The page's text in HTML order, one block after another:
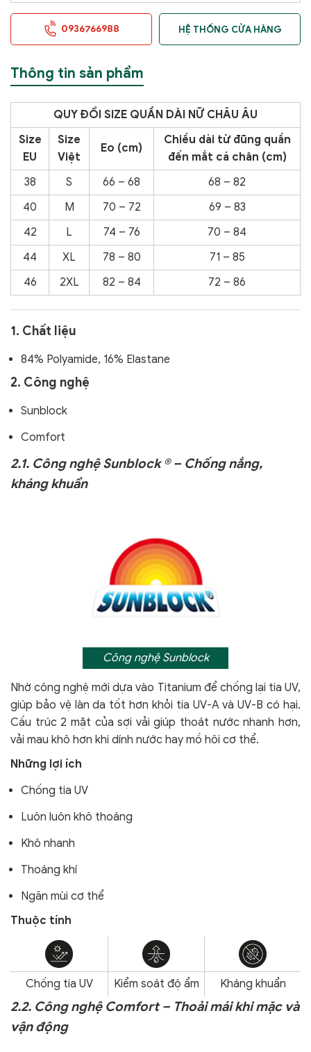
0936766988 HỆ THỐNG CỬA HÀNG
Thông tin sản phẩm
QUY ĐỔI SIZE QUẦN DÀI NỮ CHÂU ÂU
Size
EU
Size
Việt
Eo (cm)
Chiều dài từ đũng quần
đến mắt cá chân (cm)
38
S 66 – 68
68 – 82
40
M 70 – 72
69 – 83
42
L 74 – 76
70 – 84
44
XL 78 – 80
71 – 85
46
2XL 82 – 84 72 – 86
1. Chất liệu
84% Polyamide, 16% Elastane
2. Công nghệ
Sunblock
Comfort
2.1. Công nghệ Sunblock ® – Chống nắng,
kháng khuẩn
Công nghệ Sunblock
Nhờ công nghệ mới dựa vào Titanium để chống lại tia UV,
giúp bảo vệ làn da tốt hơn khỏi tia UV-A và UV-B có hại.
Cấu trúc 2 mặt của sợi vải giúp thoát nước nhanh hơn,
vải mau khô hơn khi dính nước hay mồ hôi cơ thể.
Những lợi ích
Chống tia UV
Luôn luôn khô thoáng
Khô nhanh
Thoáng khí
Ngăn mùi cơ thể
Thuộc tính
Chống tia UV Kiểm soát độ ẩm Kháng khuẩn
2.2. Công nghệ Comfort – Thoải mái khi mặc và
vận động